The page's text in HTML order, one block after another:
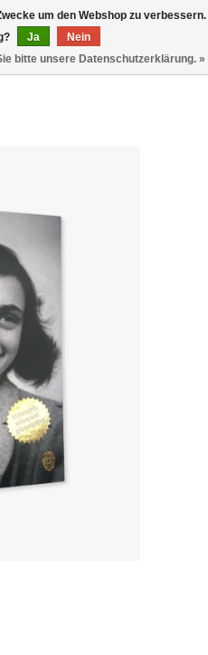
0
um den Webshop zu verbessern.
Ja
Nein
bitte unsere Datenschutzerklärung. »